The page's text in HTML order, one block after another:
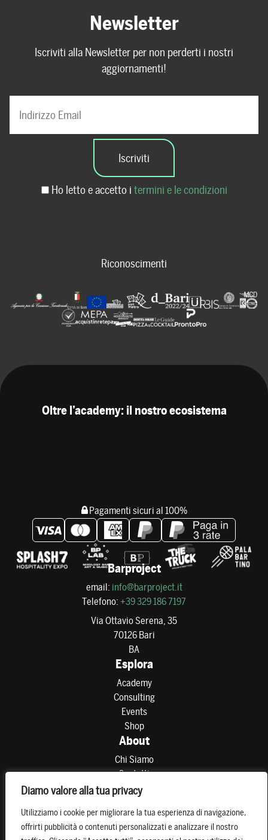
Diamo valore alla tua privacy
Utilizziamo i cookie per migliorare la tua esperienza di navigazione,
offrirti pubblicità o contenuti personalizzati e analizzare il nostro
Newsletter
Iscriviti alla Newsletter per non perderti i nostri
aggiornamenti!
Ho letto e accetto i termini e le condizioni
Riconoscimenti
Oltre l’academy: il nostro ecosistema
Pagamenti sicuri al 100%
Barproject
email: info@barproject.it
Telefono: +39 329 186 7197
Via Ottavio Serena, 35
70126 Bari
BA
Esplora
Academy
Consulting
Events
Shop
About
Chi Siamo
Contatti
Partner
Resta connesso